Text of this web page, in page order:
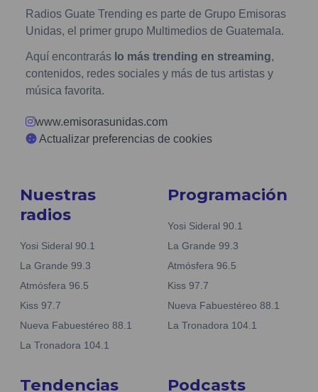
Radios Guate Trending es parte de Grupo Emisoras
Unidas, el primer grupo Multimedios de Guatemala.
Aquí encontrarás lo más trending en streaming,
contenidos, redes sociales y más de tus artistas y
música favorita.
www.emisorasunidas.com
Actualizar preferencias de cookies
Nuestras
radios
Yosi Sideral 90.1
La Grande 99.3
Atmósfera 96.5
Kiss 97.7
Nueva Fabuestéreo 88.1
La Tronadora 104.1
Programación
Yosi Sideral 90.1
La Grande 99.3
Atmósfera 96.5
Kiss 97.7
Nueva Fabuestéreo 88.1
La Tronadora 104.1
Tendencias Podcasts